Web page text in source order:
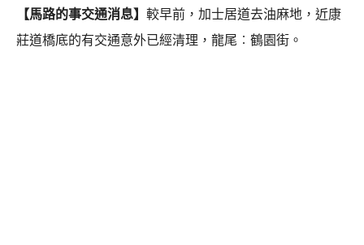
【馬路的事交通消息】 較早前，加士居道去油麻地，近康
莊道橋底的有交通意外已經清理，龍尾︰鶴園街。